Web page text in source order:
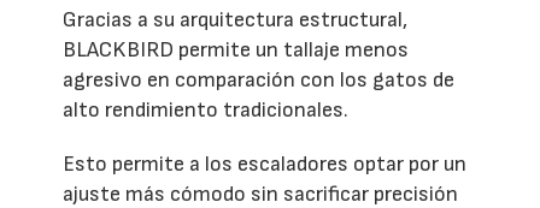
Gracias a su arquitectura estructural,
BLACKBIRD permite un tallaje menos
agresivo en comparación con los gatos de
alto rendimiento tradicionales.
Esto permite a los escaladores optar por un
ajuste más cómodo sin sacrificar precisión